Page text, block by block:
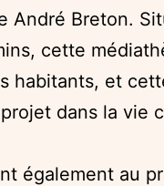
André Breton.
cette
habitants, et
dans la vie
également au